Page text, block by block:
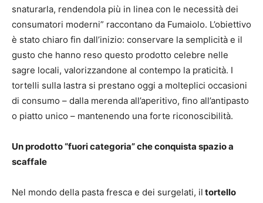
snaturarla, rendendola più in linea con le necessità dei
consumatori moderni” raccontano da Fumaiolo. L’obiettivo
è stato chiaro fin dall’inizio: conservare la semplicità e il
gusto che hanno reso questo prodotto celebre nelle
sagre locali, valorizzandone al contempo la praticità. I
tortelli sulla lastra si prestano oggi a molteplici occasioni
di consumo – dalla merenda all’aperitivo, fino all’antipasto
o piatto unico – mantenendo una forte riconoscibilità.
Un prodotto “fuori categoria” che conquista spazio a
scaffale
Nel mondo della pasta fresca e dei surgelati, il tortello